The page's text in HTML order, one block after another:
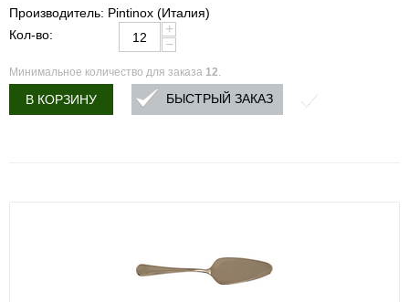
Производитель: Pintinox (Италия)
Кол-во:
+
−
Минимальное количество для заказа 12.
В КОРЗИНУ БЫСТРЫЙ ЗАКАЗ